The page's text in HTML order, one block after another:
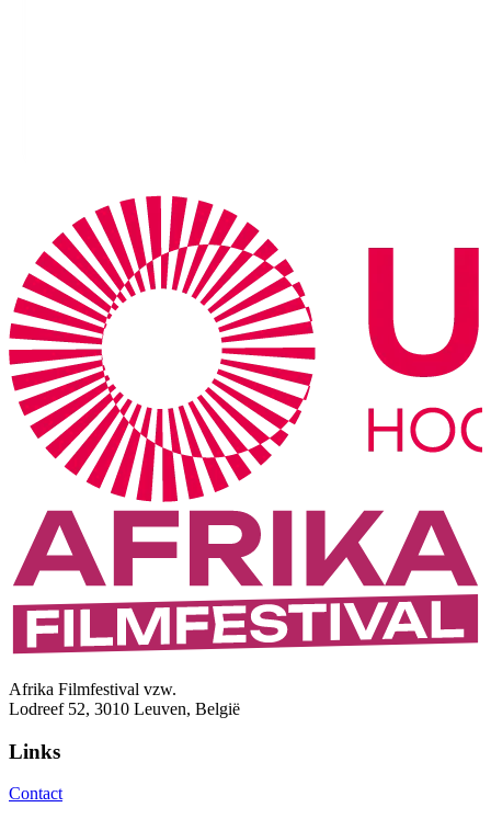
Afrika Filmfestival vzw.
Lodreef 52, 3010 Leuven, België
Links
Contact